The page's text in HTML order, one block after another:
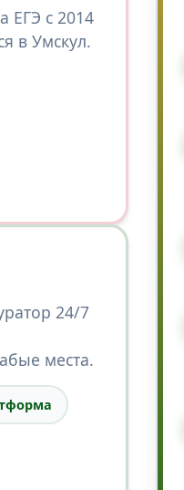
ЕГЭ с 2014
в Умскул.
24/7
места.